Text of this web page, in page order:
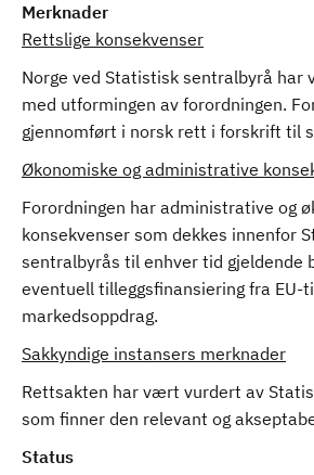
Merknader
Rettslige konsekvenser
Norge ved Statistisk sentralbyrå
med utformingen av forordningen.
gjennomført i norsk rett i forskrift til
Økonomiske og administrative
Forordningen har administrative og
konsekvenser som dekkes innenfor
sentralbyrås til enhver tid gjeldende
eventuell tilleggsfinansiering fra EU-
markedsoppdrag.
Sakkyndige instansers merknader
Rettsakten har vært vurdert av
som finner den relevant og
Status